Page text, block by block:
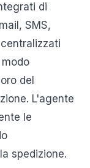
di
SMS,
del
L'agente
le
spedizione.